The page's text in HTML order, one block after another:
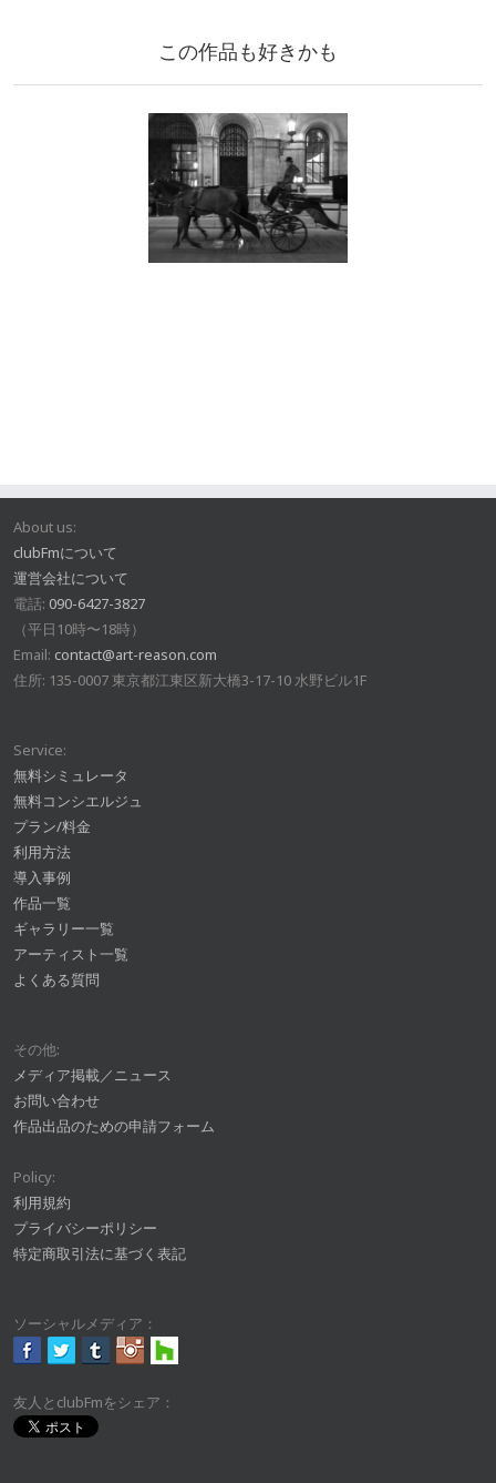
この作品も好きかも
About us:
clubFmについて
運営会社について
電話: 090-6427-3827
（平日10時〜18時）
Email: contact@art-reason.com
住所: 135-0007 東京都江東区新大橋3-17-10 水野ビル1F
Service:
無料シミュレータ
無料コンシエルジュ
プラン/料金
利用方法
導入事例
作品一覧
ギャラリー一覧
アーティスト一覧
よくある質問
その他:
メディア掲載／ニュース
お問い合わせ
作品出品のための申請フォーム
Policy:
利用規約
プライバシーポリシー
特定商取引法に基づく表記
ソーシャルメディア：
友人とclubFmをシェア：